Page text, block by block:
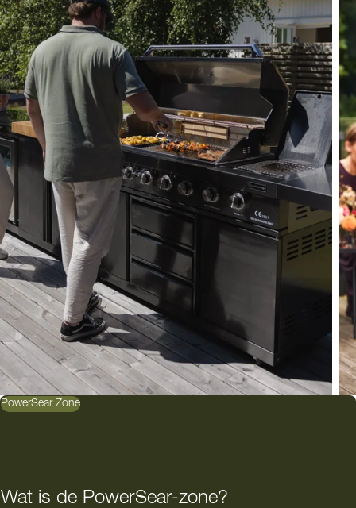
PowerSear Zone
Wat is de PowerSear-zone?